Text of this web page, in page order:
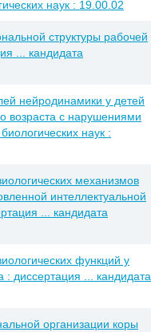
наук : 19.00.02
структуры рабочей
... кандидата
нейродинамики у детей
возраста с нарушениями
наук :
механизмов
интеллектуальной
... кандидата
функций у
диссертация ... кандидата
организации коры